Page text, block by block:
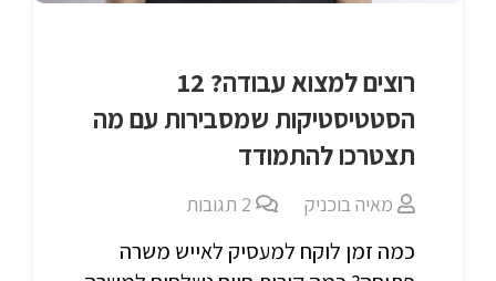
רוצים למצוא עבודה? 12
הסטטיסטיקות שמסבירות עם מה
תצטרכו להתמודד
מאיה בוכניק 2 תגובות
כמה זמן לוקח למעסיק לאייש משרה